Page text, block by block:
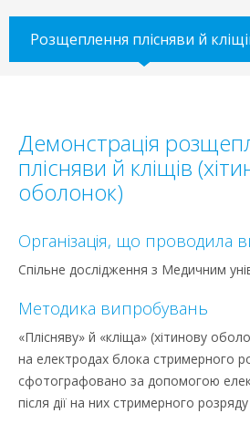
Розщеплення плісняви й
Демонстрація
плісняви й кліщів
оболонок)
Організація, що проводила
Спільне дослідження з Медичним
Методика випробувань
«Плісняву» й «кліща» (хітинову
на електродах блока стримерного
сфотографовано за допомогою
після дії на них стримерного